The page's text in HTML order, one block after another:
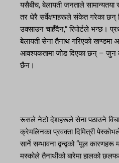
यसैबीच, बेलायती जनताले सामान्यतया
तर धेरै सर्वेक्षणहरूले संकेत गरेका छन्
उक्साउन चाहँदैन,” रिपोर्टले भन्छ।
बेलायती सेना तैनाथ गरिएको खण्डमा
आवश्यकतामा जोड दिएका छन् – जुन
छैन।
रूसले नेटो देशहरूले सेना पठाउने
क्रेमलिनका प्रवक्ता दिमित्री
सार्ने सम्भावना द्वन्द्वको “मूल
मस्कोले तैनाथीको बारेमा हालको